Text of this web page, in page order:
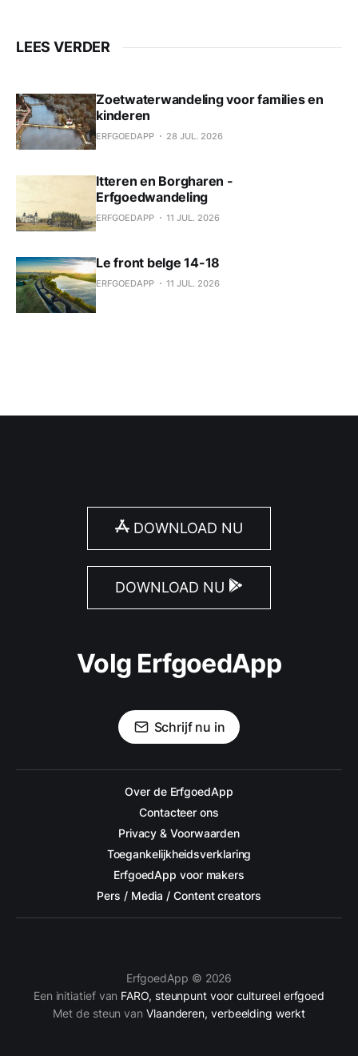
LEES VERDER
Zoetwaterwandeling voor families en
kinderen
ERFGOEDAPP 28 JUL. 2026
Itteren en Borgharen -
Erfgoedwandeling
ERFGOEDAPP 11 JUL. 2026
Le front belge 14-18
ERFGOEDAPP 11 JUL. 2026
DOWNLOAD NU
DOWNLOAD NU
Volg ErfgoedApp
Schrijf nu in
Over de ErfgoedApp
Contacteer ons
Privacy & Voorwaarden
Toegankelijkheidsverklaring
ErfgoedApp voor makers
Pers / Media / Content creators
ErfgoedApp © 2026
Een initiatief van FARO, steunpunt voor cultureel erfgoed
Met de steun van Vlaanderen, verbeelding werkt